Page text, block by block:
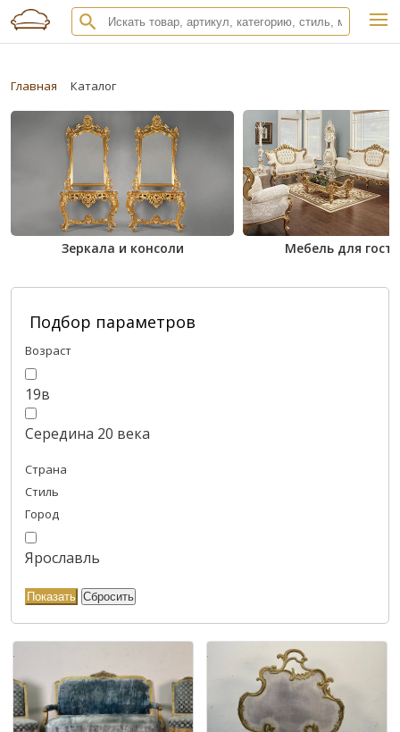
Главная Каталог
Зеркала и консоли Мебель для
Подбор параметров
Возраст
19в
Середина 20 века
Страна
Стиль
Город
Ярославль